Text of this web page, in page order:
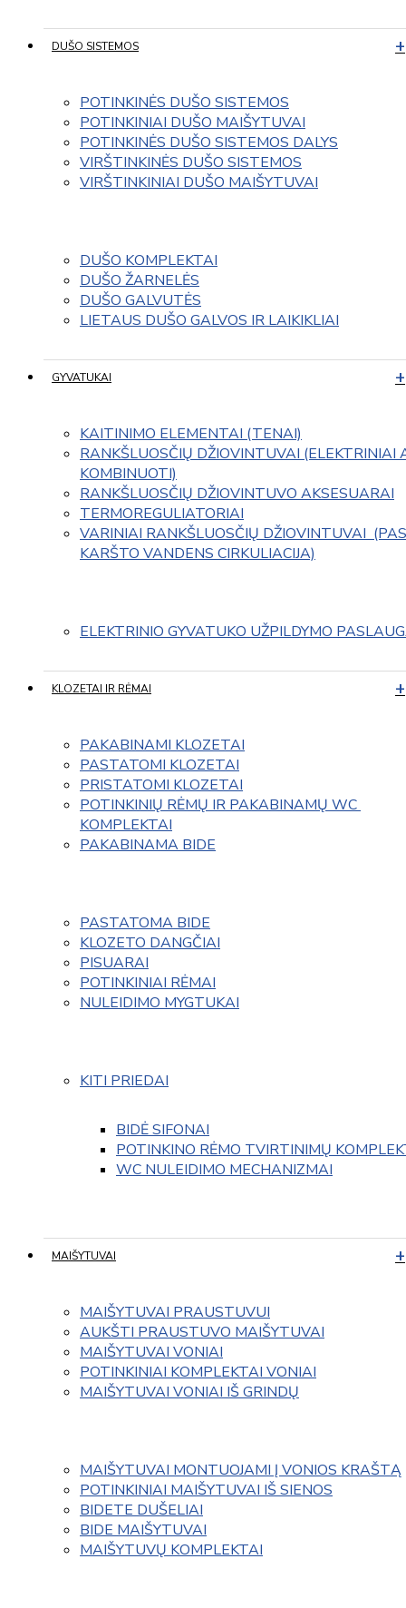
DUŠO SISTEMOS
POTINKINĖS DUŠO SISTEMOS
POTINKINIAI DUŠO MAIŠYTUVAI
POTINKINĖS DUŠO SISTEMOS DALYS
VIRŠTINKINĖS DUŠO SISTEMOS
VIRŠTINKINIAI DUŠO MAIŠYTUVAI
DUŠO KOMPLEKTAI
DUŠO ŽARNELĖS
DUŠO GALVUTĖS
LIETAUS DUŠO GALVOS IR LAIKIKLIAI
GYVATUKAI
KAITINIMO ELEMENTAI (TENAI)
RANKŠLUOSČIŲ DŽIOVINTUVAI (ELEKTRINIAI
KOMBINUOTI)
RANKŠLUOSČIŲ DŽIOVINTUVO AKSESUARAI
TERMOREGULIATORIAI
VARINIAI RANKŠLUOSČIŲ DŽIOVINTUVAI
KARŠTO VANDENS CIRKULIACIJA)
ELEKTRINIO GYVATUKO UŽPILDYMO
KLOZETAI IR RĖMAI
PAKABINAMI KLOZETAI
PASTATOMI KLOZETAI
PRISTATOMI KLOZETAI
POTINKINIŲ RĖMŲ IR PAKABINAMŲ WC
KOMPLEKTAI
PAKABINAMA BIDE
PASTATOMA BIDE
KLOZETO DANGČIAI
PISUARAI
POTINKINIAI RĖMAI
NULEIDIMO MYGTUKAI
KITI PRIEDAI
BIDĖ SIFONAI
POTINKINO RĖMO TVIRTINIMŲ
WC NULEIDIMO MECHANIZMAI
MAIŠYTUVAI
MAIŠYTUVAI PRAUSTUVUI
AUKŠTI PRAUSTUVO MAIŠYTUVAI
MAIŠYTUVAI VONIAI
POTINKINIAI KOMPLEKTAI VONIAI
MAIŠYTUVAI VONIAI IŠ GRINDŲ
MAIŠYTUVAI MONTUOJAMI Į VONIOS KRAŠTĄ
POTINKINIAI MAIŠYTUVAI IŠ SIENOS
BIDETE DUŠELIAI
BIDE MAIŠYTUVAI
MAIŠYTUVŲ KOMPLEKTAI